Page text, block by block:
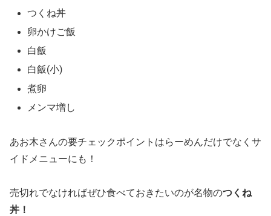
つくね丼
卵かけご飯
白飯
白飯(小)
煮卵
メンマ増し
あお木さんの要チェックポイントはらーめんだけでなくサ
イドメニューにも！
売切れでなければぜひ食べておきたいのが名物のつくね
丼！